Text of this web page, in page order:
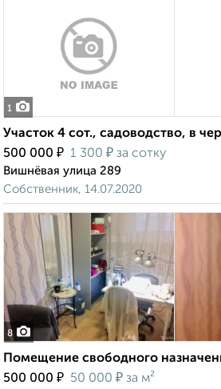
1
Участок 4 сот., садоводство, в
500 000 ₽ 1 300 ₽ за сотку
Вишнёвая улица 289
Собственник, 14.07.2020
8
Помещение свободного
500 000 ₽ 50 000 ₽ за м²